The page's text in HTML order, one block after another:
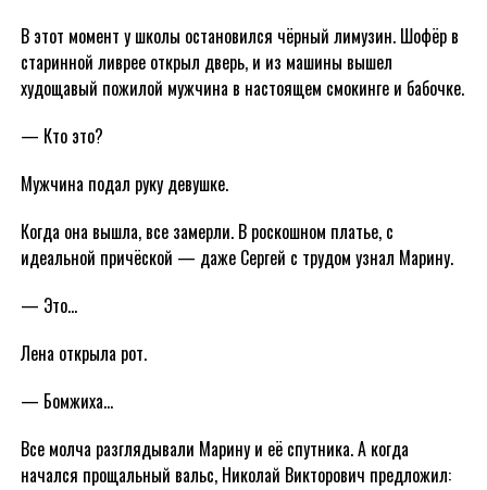
В этот момент у школы остановился чёрный лимузин. Шофёр в
старинной ливрее открыл дверь, и из машины вышел
худощавый пожилой мужчина в настоящем смокинге и бабочке.
— Кто это?
Мужчина подал руку девушке.
Когда она вышла, все замерли. В роскошном платье, с
идеальной причёской — даже Сергей с трудом узнал Марину.
— Это…
Лена открыла рот.
— Бомжиха…
Все молча разглядывали Марину и её спутника. А когда
начался прощальный вальс, Николай Викторович предложил: